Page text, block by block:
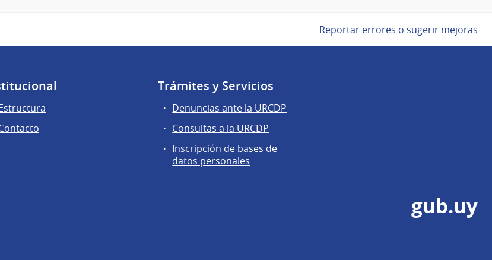
Reportar errores o sugerir mejoras
Trámites y Servicios
Denuncias ante la URCDP
Consultas a la URCDP
Inscripción de bases de
datos personales
gub.uy